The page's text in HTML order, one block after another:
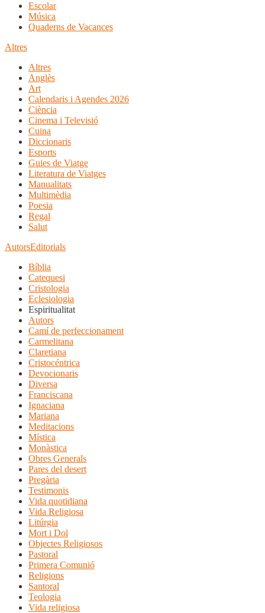
Escolar
Música
Quaderns de Vacances
Altres
Altres
Anglès
Art
Calendaris i Agendes 2026
Ciència
Cinema i Televisió
Cuina
Diccionaris
Esports
Guies de Viatge
Literatura de Viatges
Manualitats
Multimèdia
Poesia
Regal
Salut
AutorsEditorials
Bíblia
Catequesi
Cristologia
Eclesiologia
Espiritualitat
Autors
Camí de perfeccionament
Carmelitana
Claretiana
Cristocéntrica
Devocionaris
Diversa
Franciscana
Ignaciana
Mariana
Meditacions
Mística
Monàstica
Obres Generals
Pares del desert
Pregària
Testimonis
Vida quotidiana
Vida Religiosa
Litúrgia
Mort i Dol
Objectes Religiosos
Pastoral
Primera Comunió
Religions
Santoral
Teologia
Vida religiosa